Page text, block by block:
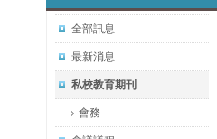
全部訊息
最新消息
私校教育期刊
會務